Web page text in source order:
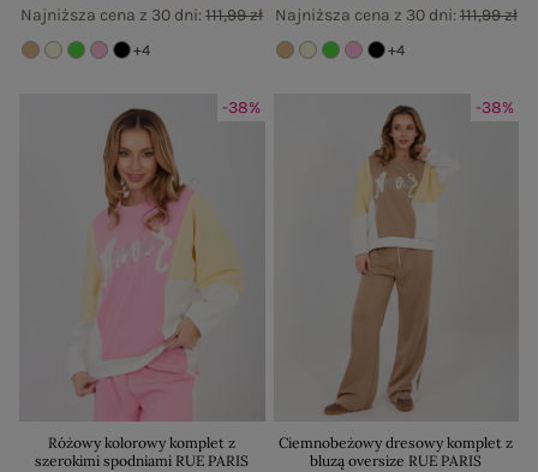
Najniższa cena z 30 dni:111,99 zł
+4
Najniższa cena z 30 dni:111,99 zł
+4
-38%
Różowy kolorowy komplet z
szerokimi spodniami RUE PARIS
-38%
Ciemnobeżowy dresowy komplet z
bluzą oversize RUE PARIS